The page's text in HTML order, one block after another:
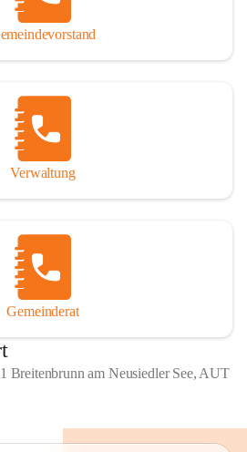
Verwaltung
Gemeinderat
Breitenbrunn am Neusiedler See, AUT